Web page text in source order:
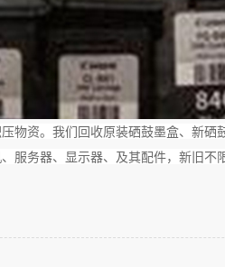
物资。我们回收原装硒鼓墨盒、新
服务器、显示器、及其配件，新旧不限